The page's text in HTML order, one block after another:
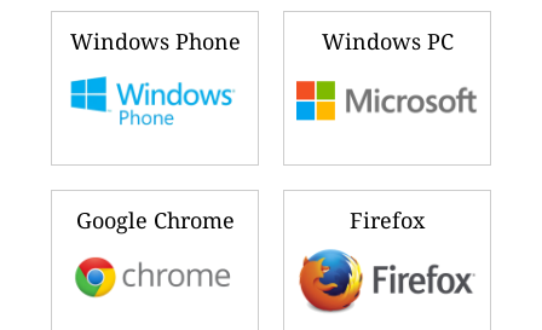
Windows Phone Windows PC
Google Chrome Firefox